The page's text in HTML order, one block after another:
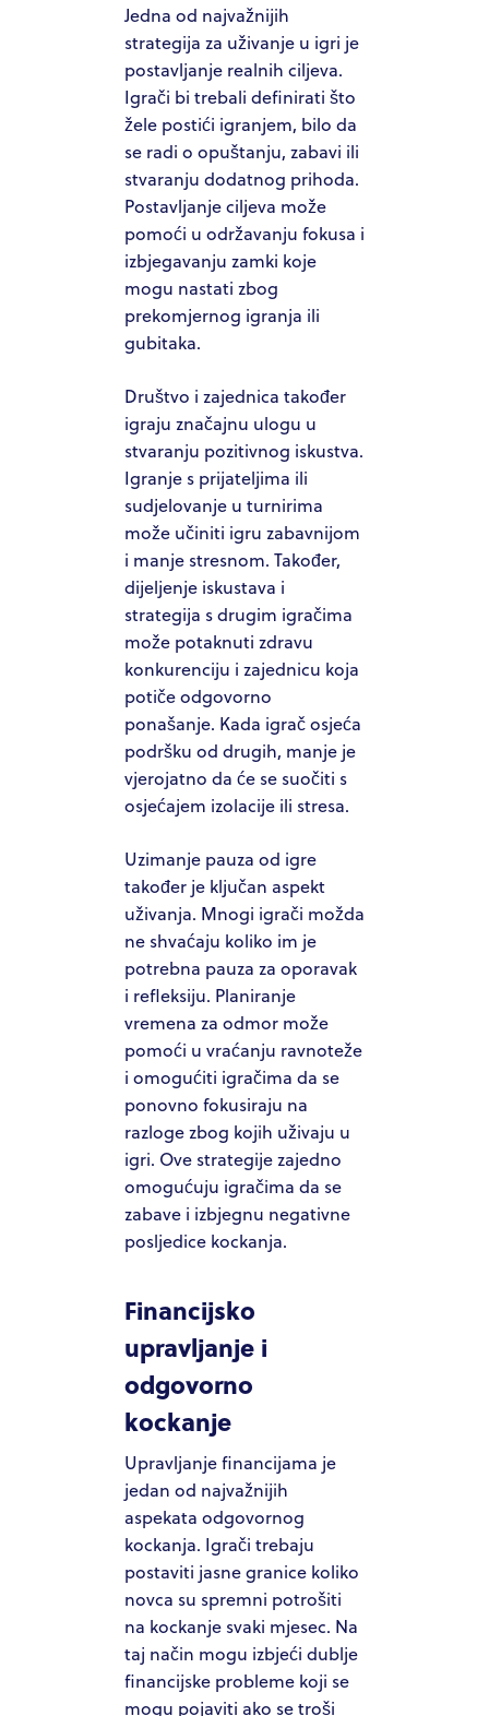
Jedna od najvažnijih
strategija za uživanje u igri je
postavljanje realnih ciljeva.
Igrači bi trebali definirati što
žele postići igranjem, bilo da
se radi o opuštanju, zabavi ili
stvaranju dodatnog prihoda.
Postavljanje ciljeva može
pomoći u održavanju fokusa i
izbjegavanju zamki koje
mogu nastati zbog
prekomjernog igranja ili
gubitaka.
Društvo i zajednica također
igraju značajnu ulogu u
stvaranju pozitivnog iskustva.
Igranje s prijateljima ili
sudjelovanje u turnirima
može učiniti igru zabavnijom
i manje stresnom. Također,
dijeljenje iskustava i
strategija s drugim igračima
može potaknuti zdravu
konkurenciju i zajednicu koja
potiče odgovorno
ponašanje. Kada igrač osjeća
podršku od drugih, manje je
vjerojatno da će se suočiti s
osjećajem izolacije ili stresa.
Uzimanje pauza od igre
također je ključan aspekt
uživanja. Mnogi igrači možda
ne shvaćaju koliko im je
potrebna pauza za oporavak
i refleksiju. Planiranje
vremena za odmor može
pomoći u vraćanju ravnoteže
i omogućiti igračima da se
ponovno fokusiraju na
razloge zbog kojih uživaju u
igri. Ove strategije zajedno
omogućuju igračima da se
zabave i izbjegnu negativne
posljedice kockanja.
Financijsko
upravljanje i
odgovorno
kockanje
Upravljanje financijama je
jedan od najvažnijih
aspekata odgovornog
kockanja. Igrači trebaju
postaviti jasne granice koliko
novca su spremni potrošiti
na kockanje svaki mjesec. Na
taj način mogu izbjeći dublje
financijske probleme koji se
mogu pojaviti ako se troši
HOME
PACIFIC SANDS PROPERTIES
PACIFIC SANDS HOMES
ACQUISITION CRITERIA
PRESS & MEDIA
PACIFIC SANDS RYANIK HOLDINGS
INVEST NOW
PACIFIC SANDS
INVESTOR PORTAL